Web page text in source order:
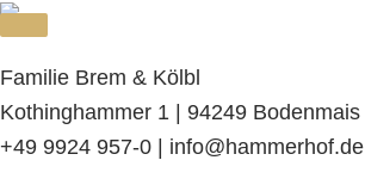
Familie Brem & Kölbl
Kothinghammer 1 | 94249 Bodenmais
+49 9924 957-0 | info@hammerhof.de